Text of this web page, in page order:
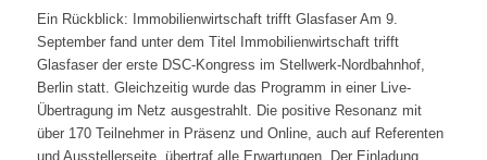
Ein Rückblick: Immobilienwirtschaft trifft Glasfaser Am 9.
September fand unter dem Titel Immobilienwirtschaft trifft
Glasfaser der erste DSC-Kongress im Stellwerk-Nordbahnhof,
Berlin statt. Gleichzeitig wurde das Programm in einer Live-
Übertragung im Netz ausgestrahlt. Die positive Resonanz mit
über 170 Teilnehmer in Präsenz und Online, auch auf Referenten
und Ausstellerseite, übertraf alle Erwartungen. Der Einladung